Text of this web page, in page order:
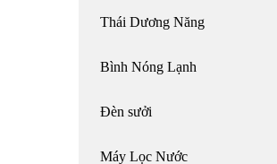
Thái Dương Năng
Bình Nóng Lạnh
Đèn sưởi
Máy Lọc Nước